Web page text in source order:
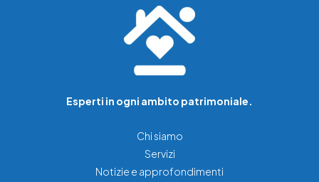
Esperti in ogni ambito patrimoniale.
Chi siamo
Servizi
Notizie e approfondimenti